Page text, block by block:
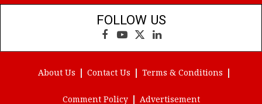
FOLLOW US
Facebook
YouTube
X
(Twitter)
LinkedIn
About Us Contact Us Terms & Conditions
Comment Policy Advertisement